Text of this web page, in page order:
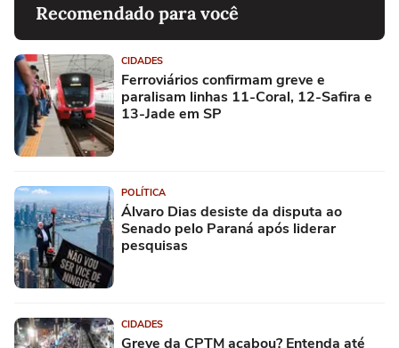
Recomendado para você
CIDADES
Ferroviários confirmam greve e
paralisam linhas 11-Coral, 12-Safira e
13-Jade em SP
POLÍTICA
Álvaro Dias desiste da disputa ao
Senado pelo Paraná após liderar
pesquisas
CIDADES
Greve da CPTM acabou? Entenda até